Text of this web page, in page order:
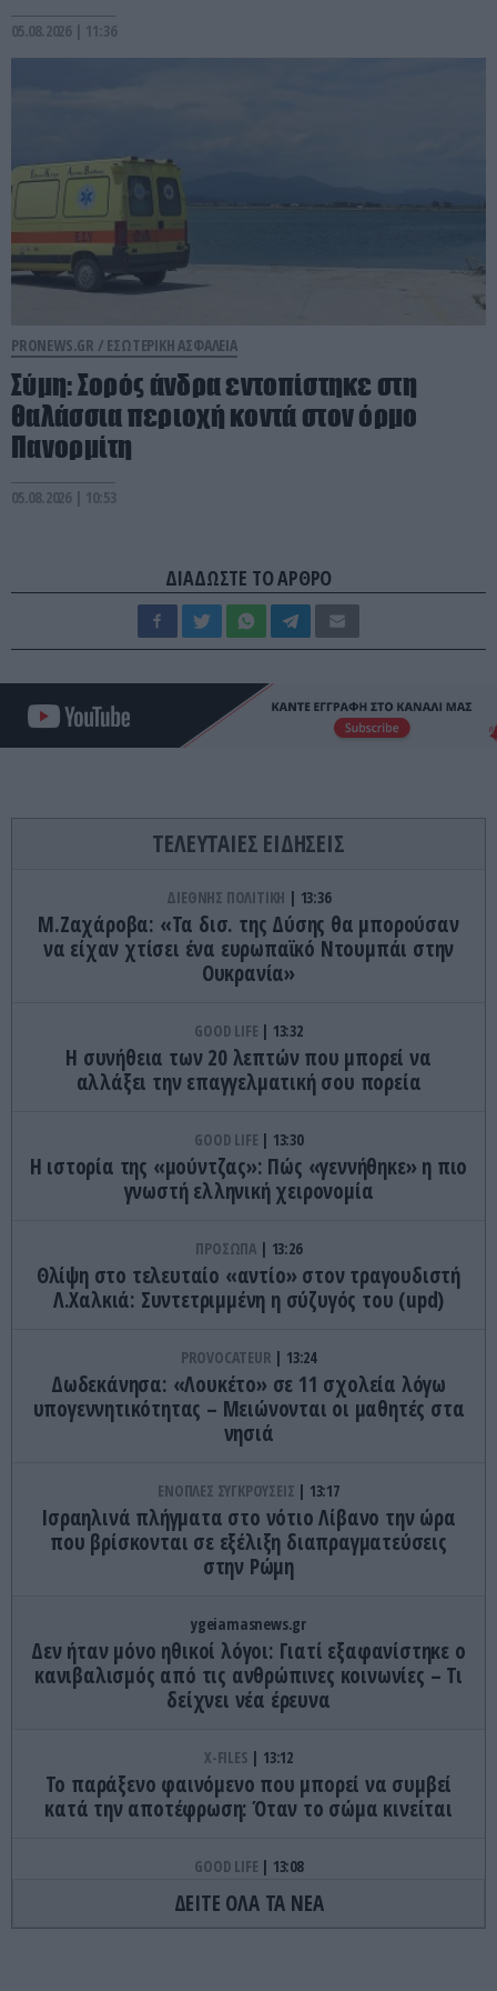
05.08.2026 | 11:36
PRONEWS.GR / ΕΣΩΤΕΡΙΚΗ ΑΣΦΑΛΕΙΑ
Σύμη: Σορός άνδρα εντοπίστηκε στη
θαλάσσια περιοχή κοντά στον όρμο
Πανορμίτη
05.08.2026 | 10:53
ΔΙΑΔΩΣΤΕ ΤΟ ΑΡΘΡΟ
ΤΕΛΕΥΤΑΙΕΣ ΕΙΔΗΣΕΙΣ
ΔΙΕΘΝΗΣ ΠΟΛΙΤΙΚΗ 13:36
Μ.Ζαχάροβα: «Τα δισ. της Δύσης θα μπορούσαν
να είχαν χτίσει ένα ευρωπαϊκό Ντουμπάι στην
Ουκρανία»
GOOD LIFE 13:32
Η συνήθεια των 20 λεπτών που μπορεί να
αλλάξει την επαγγελματική σου πορεία
GOOD LIFE 13:30
Η ιστορία της «μούντζας»: Πώς «γεννήθηκε» η πιο
γνωστή ελληνική χειρονομία
ΠΡΟΣΩΠΑ 13:26
Θλίψη στο τελευταίο «αντίο» στον τραγουδιστή
Λ.Χαλκιά: Συντετριμμένη η σύζυγός του (upd)
PROVOCATEUR 13:24
Δωδεκάνησα: «Λουκέτο» σε 11 σχολεία λόγω
υπογεννητικότητας – Μειώνονται οι μαθητές στα
νησιά
ΕΝΟΠΛΕΣ ΣΥΓΚΡΟΥΣΕΙΣ 13:17
Ισραηλινά πλήγματα στο νότιο Λίβανο την ώρα
που βρίσκονται σε εξέλιξη διαπραγματεύσεις
στην Ρώμη
ygeiamasnews.gr
Δεν ήταν μόνο ηθικοί λόγοι: Γιατί εξαφανίστηκε ο
κανιβαλισμός από τις ανθρώπινες κοινωνίες – Τι
δείχνει νέα έρευνα
X-FILES 13:12
Το παράξενο φαινόμενο που μπορεί να συμβεί
κατά την αποτέφρωση: Όταν το σώμα κινείται
GOOD LIFE 13:08
Το γνωρίζατε; – Πώς μετακινούνται ολόκληρα
κτίρια χωρίς να κατεδαφιστούν
ΔΕΙΤΕ ΟΛΑ ΤΑ ΝΕΑ